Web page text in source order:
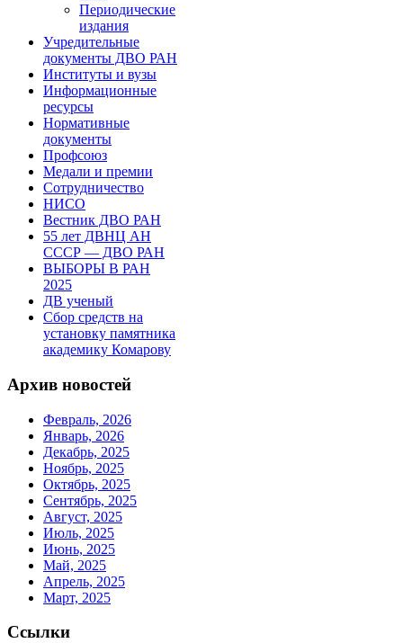
Периодические
издания
Учредительные
документы ДВО РАН
Институты и вузы
Информационные
ресурсы
Нормативные
документы
Профсоюз
Медали и премии
Сотрудничество
НИСО
Вестник ДВО РАН
55 лет ДВНЦ АН
СССР — ДВО РАН
ВЫБОРЫ В РАН
2025
ДВ ученый
Сбор средств на
установку памятника
академику Комарову
Архив новостей
Февраль, 2026
Январь, 2026
Декабрь, 2025
Ноябрь, 2025
Октябрь, 2025
Сентябрь, 2025
Август, 2025
Июль, 2025
Июнь, 2025
Май, 2025
Апрель, 2025
Март, 2025
Ссылки